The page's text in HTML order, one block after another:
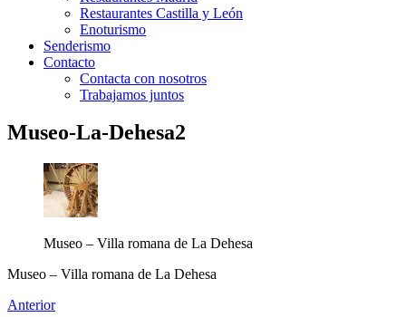
Restaurantes Castilla y León
Enoturismo
Senderismo
Contacto
Contacta con nosotros
Trabajamos juntos
Museo-La-Dehesa2
Museo – Villa romana de La Dehesa
Museo – Villa romana de La Dehesa
Anterior